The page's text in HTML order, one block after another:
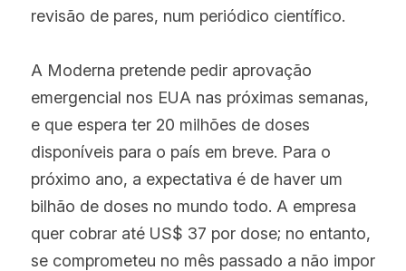
revisão de pares, num periódico científico.
A Moderna pretende pedir aprovação
emergencial nos EUA nas próximas semanas,
e que espera ter 20 milhões de doses
disponíveis para o país em breve. Para o
próximo ano, a expectativa é de haver um
bilhão de doses no mundo todo. A empresa
quer cobrar até US$ 37 por dose; no entanto,
se comprometeu no mês passado a não impor